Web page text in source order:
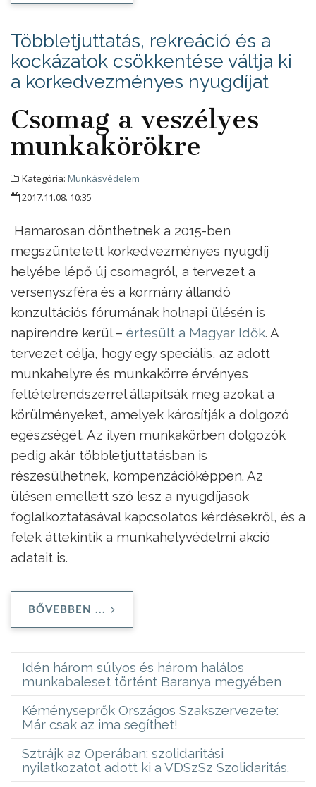
Többletjuttatás, rekreáció és a
kockázatok csökkentése váltja ki
a korkedvezményes nyugdíjat
Csomag a veszélyes
munkakörökre
Kategória: Munkásvédelem
2017.11.08. 10:35
Hamarosan dönthetnek a 2015-ben
megszüntetett korkedvezményes nyugdíj
helyébe lépő új csomagról, a tervezet a
versenyszféra és a kormány állandó
konzultációs fórumának holnapi ülésén is
napirendre kerül – értesült a Magyar Idők. A
tervezet célja, hogy egy speciális, az adott
munkahelyre és munkakörre érvényes
feltételrendszerrel állapítsák meg azokat a
körülményeket, amelyek károsítják a dolgozó
egészségét. Az ilyen munkakörben dolgozók
pedig akár többletjuttatásban is
részesülhetnek, kompenzációképpen. Az
ülésen emellett szó lesz a nyugdíjasok
foglalkoztatásával kapcsolatos kérdésekről, és a
felek áttekintik a munkahelyvédelmi akció
adatait is.
BŐVEBBEN ...
Idén három súlyos és három halálos
munkabaleset történt Baranya megyében
Kéményseprők Országos Szakszervezete:
Már csak az ima segíthet!
Sztrájk az Operában: szolidaritási
nyilatkozatot adott ki a VDSzSz Szolidaritás.